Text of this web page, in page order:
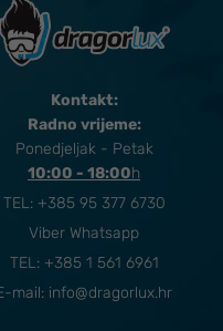
Kontakt:
Radno vrijeme:
Ponedjeljak - Petak
10:00 - 18:00​h
TEL: +385 95 377 6730
Viber Whatsapp
TEL: +385 1 561 6961
mail: info@dragorlux.hr